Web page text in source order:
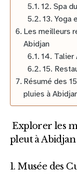
12. Spa
13. Yoga
Les meilleurs
Abidjan
14. Talier
15.
Résumé des
pluies à
Explorer les
pleut à Abidjan
1. Musée des